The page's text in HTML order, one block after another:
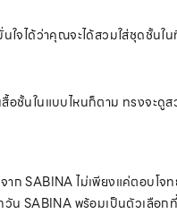
จได้ว่าคุณจะได้สวมใส่ชุดชั้
นในแบบไหนก็ตาม ทรงจะดู
ก SABINA ไม่เพียงแค่ตอบ
น SABINA พร้อมเป็นตัวเลื